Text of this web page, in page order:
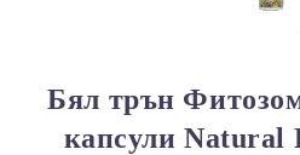
Бял трън
капсули Natural